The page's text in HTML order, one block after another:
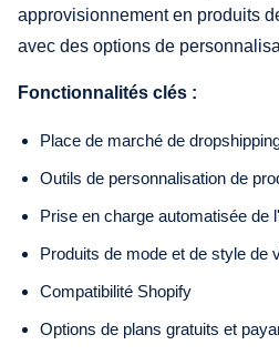
approvisionnement en produits
avec des options de
Fonctionnalités clés :
Place de marché de
Outils de personnalisation de
Prise en charge automatisée de
Produits de mode et de style de
Compatibilité Shopify
Options de plans gratuits et